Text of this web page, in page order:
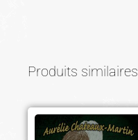
Produits similaires